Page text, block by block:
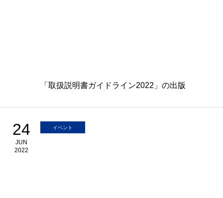
「取扱説明書ガイドライン2022」の出版
24
JUN
2022
イベント